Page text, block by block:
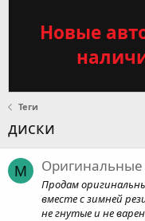
Новые
Теги
диски
М Оригинальные
Продам
вместе с зимней
не гнутые и не